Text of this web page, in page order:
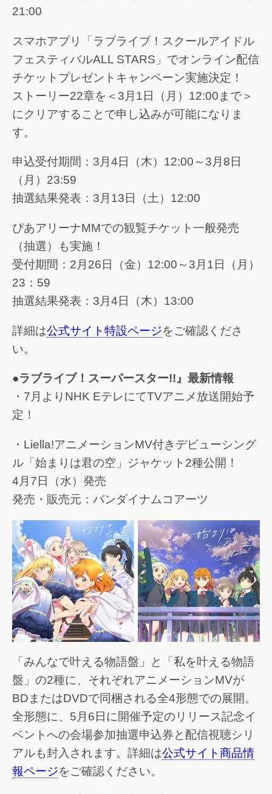
21:00
スマホアプリ「ラブライブ！スクールアイドル
フェスティバルALL STARS」でオンライン配信
チケットプレゼントキャンペーン実施決定！
ストーリー22章を＜3月1日（月）12:00まで＞
にクリアすることで申し込みが可能になりま
す。
申込受付期間：3月4日（木）12:00～3月8日
（月）23:59
抽選結果発表：3月13日（土）12:00
ぴあアリーナMMでの観覧チケット一般発売
（抽選）も実施！
受付期間：2月26日（金）12:00～3月1日（月）
23：59
抽選結果発表：3月4日（木）13:00
詳細は公式サイト特設ページをご確認くださ
い。
●ラブライブ！スーパースター!!』最新情報
・7月よりNHK EテレにてTVアニメ放送開始予
定！
・Liella!アニメーションMV付きデビューシング
ル「始まりは君の空」ジャケット2種公開！
4月7日（水）発売
発売・販売元：バンダイナムコアーツ
「みんなで叶える物語盤」と「私を叶える物語
盤」の2種に、それぞれアニメーションMVが
BDまたはDVDで同梱される全4形態での展開。
全形態に、5月6日に開催予定のリリース記念イ
ベントへの会場参加抽選申込券と配信視聴シリ
アルも封入されます。詳細は公式サイト商品情
報ページをご確認ください。